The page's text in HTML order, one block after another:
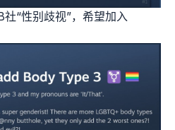
“性别歧视”，希望加入